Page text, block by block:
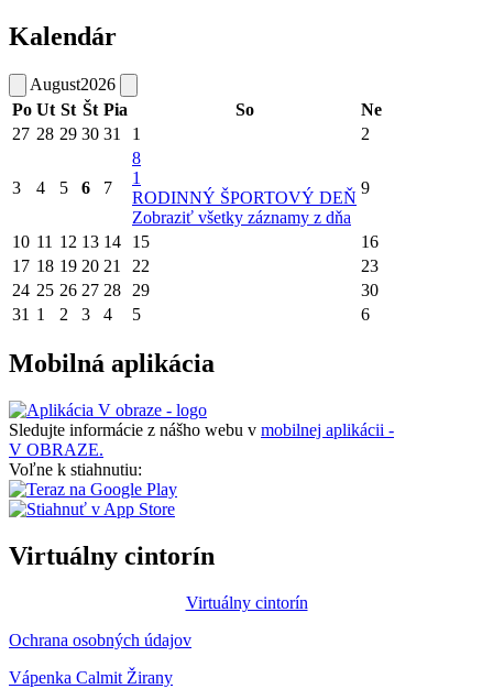
Kalendár
August2026
Po Ut St Št Pia So
Ne
27 28 29 30 31 1 2
3 4 5 6 7
8
1
RODINNÝ ŠPORTOVÝ DEŇ
Zobraziť všetky záznamy z dňa
9
10 11 12 13 14 15
16
17 18 19 20 21 22
23
24 25 26 27 28 29
30
31 1 2 3 4 5 6
Mobilná aplikácia
Sledujte informácie z nášho webu v mobilnej aplikácii -
V OBRAZE.
Voľne k stiahnutiu:
Virtuálny cintorín
Virtuálny cintorín
Ochrana osobných údajov
Vápenka Calmit Žirany